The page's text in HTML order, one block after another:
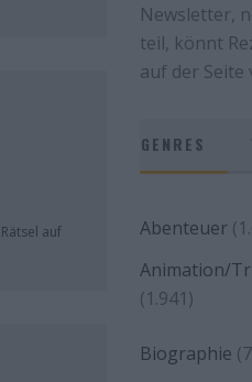
auf
Newsletter,
teil, könnt
auf der Seite
GENRES
Abenteuer
Animation/
(1.941)
Biographie